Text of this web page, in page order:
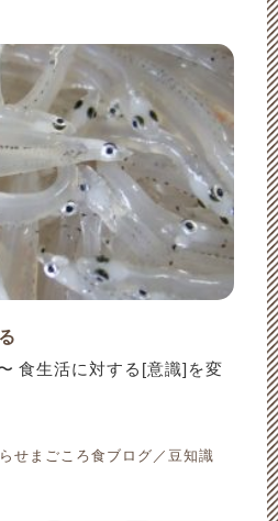
食生活に対する[意識]を変
せまごころ食ブログ／豆知識